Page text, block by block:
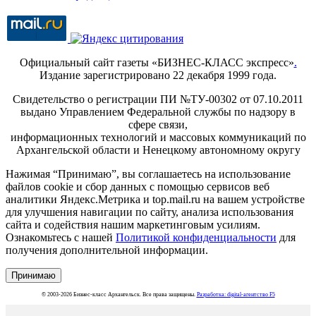
Официальный сайт газеты «БИЗНЕС-КЛАСС экспресс».
Издание зарегистрировано 22 декабря 1999 года.
Свидетельство о регистрации ПИ №ТУ-00302 от 07.10.2011
выдано Управлением Федеральной службы по надзору в
сфере связи,
информационных технологий и массовых коммуникаций по
Архангельской области и Ненецкому автономному округу
Нажимая “Принимаю”, вы соглашаетесь на использование
файлов cookie и сбор данных с помощью сервисов веб
аналитики Яндекс.Метрика и top.mail.ru на вашем устройстве
для улучшения навигации по сайту, анализа использования
сайта и содействия нашим маркетинговым усилиям.
Ознакомьтесь с нашей Политикой конфиденциальности для
получения дополнительной информации.
Принимаю
© 2003-2026 Бизнес-класс Архангельск. Все права защищены. Разработка: digital-агентство F5